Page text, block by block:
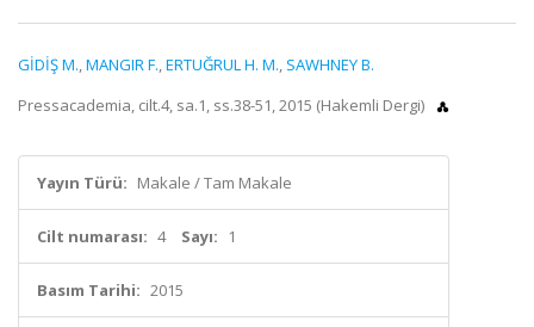
GİDİŞ M.,MANGIR F.,ERTUĞRUL H. M., SAWHNEY B.
Pressacademia, cilt.4, sa.1, ss.38-51, 2015 (Hakemli Dergi)
Yayın Türü: Makale / Tam Makale
Cilt numarası: 4 Sayı: 1
Basım Tarihi: 2015